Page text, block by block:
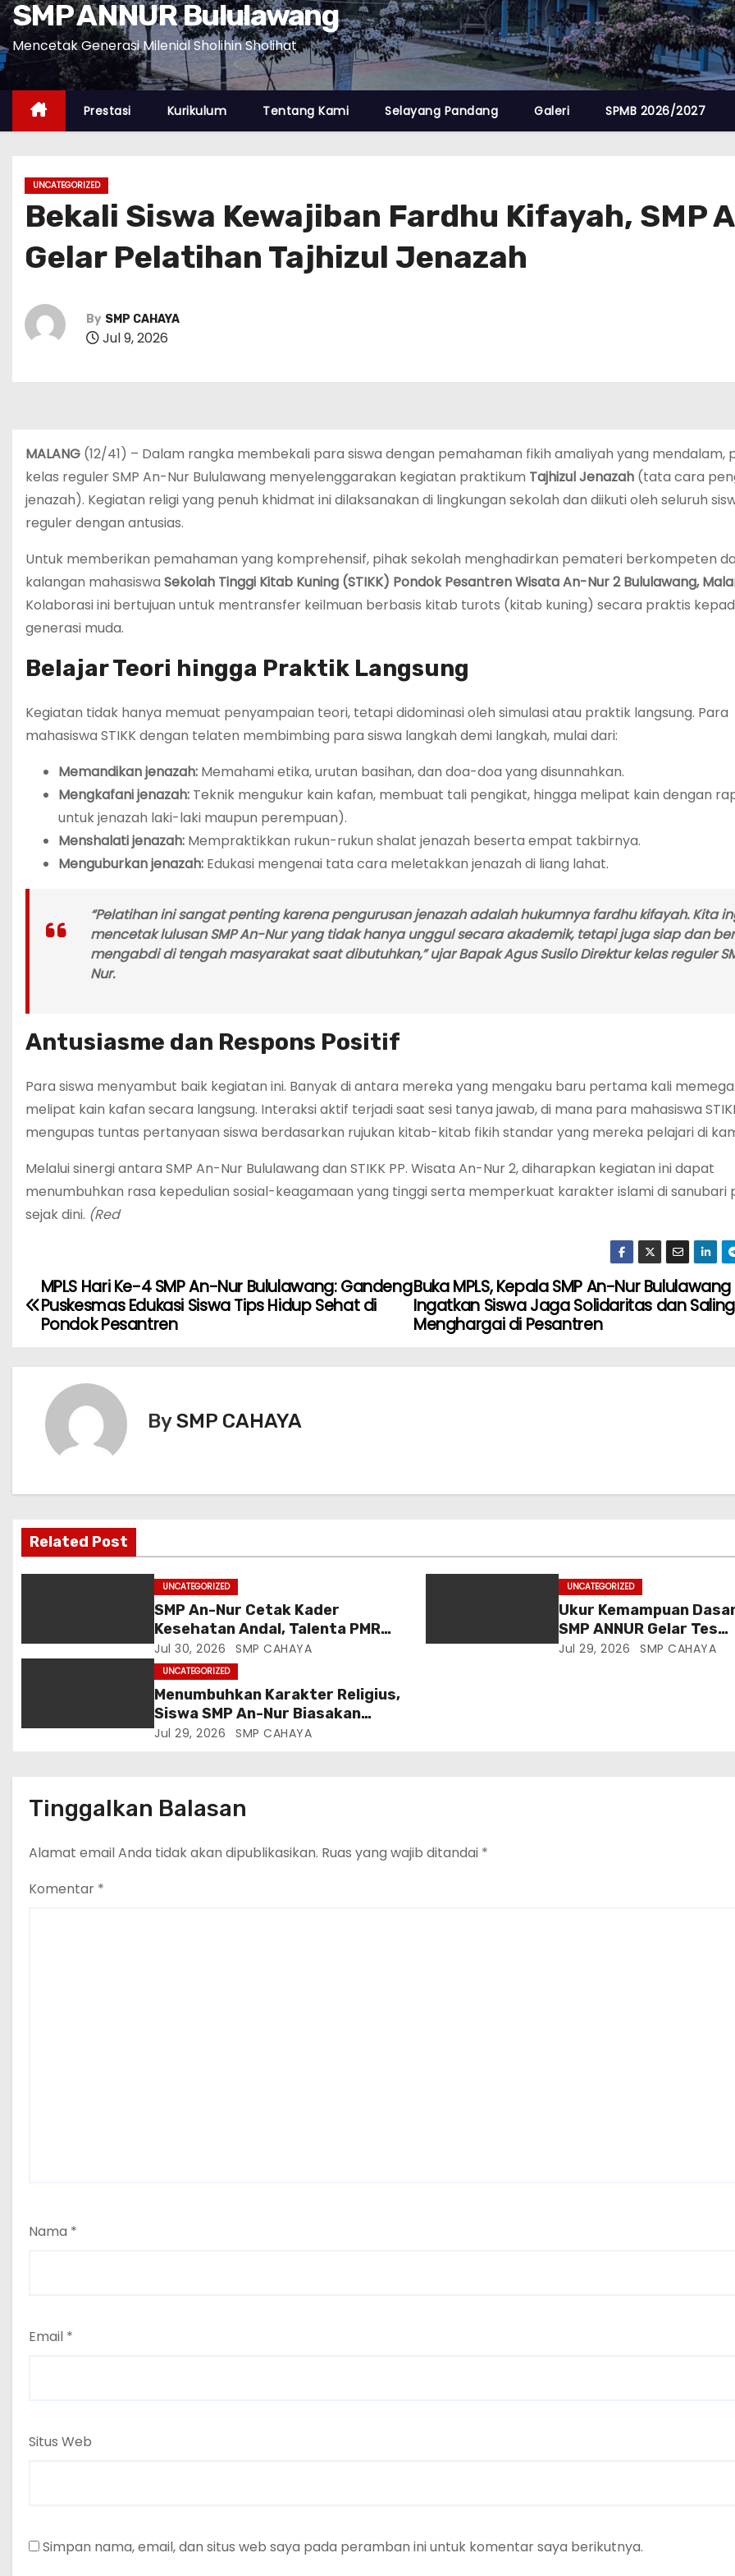
SMP ANNUR Bululawang
Mencetak Generasi Milenial Sholihin Sholihat
Prestasi Kurikulum Tentang Kami Selayang Pandang Galeri SPMB 2026/2027
UNCATEGORIZED
Bekali Siswa Kewajiban Fardhu Kifayah, SMP
Gelar Pelatihan Tajhizul Jenazah
By SMP CAHAYA
Jul 9, 2026
MALANG (12/41) – Dalam rangka membekali para siswa dengan pemahaman fikih amaliyah yang mendalam,
kelas reguler SMP An-Nur Bululawang menyelenggarakan kegiatan praktikum Tajhizul Jenazah (tata cara
jenazah). Kegiatan religi yang penuh khidmat ini dilaksanakan di lingkungan sekolah dan diikuti oleh seluruh
reguler dengan antusias.
Untuk memberikan pemahaman yang komprehensif, pihak sekolah menghadirkan pemateri berkompeten
kalangan mahasiswa Sekolah Tinggi Kitab Kuning (STIKK) Pondok Pesantren Wisata An-Nur 2 Bululawang,
Kolaborasi ini bertujuan untuk mentransfer keilmuan berbasis kitab turots (kitab kuning) secara praktis
generasi muda.
Belajar Teori hingga Praktik Langsung
Kegiatan tidak hanya memuat penyampaian teori, tetapi didominasi oleh simulasi atau praktik langsung. Para
mahasiswa STIKK dengan telaten membimbing para siswa langkah demi langkah, mulai dari:
Memandikan jenazah: Memahami etika, urutan basihan, dan doa-doa yang disunnahkan.
Mengkafani jenazah: Teknik mengukur kain kafan, membuat tali pengikat, hingga melipat kain dengan
untuk jenazah laki-laki maupun perempuan).
Menshalati jenazah: Mempraktikkan rukun-rukun shalat jenazah beserta empat takbirnya.
Menguburkan jenazah: Edukasi mengenai tata cara meletakkan jenazah di liang lahat.
“Pelatihan ini sangat penting karena pengurusan jenazah adalah hukumnyafardhu kifayah. Kita
mencetak lulusan SMP An-Nur yang tidak hanya unggul secara akademik, tetapi juga siap dan
mengabdi di tengah masyarakat saat dibutuhkan,” ujar Bapak Agus Susilo Direktur kelas reguler
Nur.
Antusiasme dan Respons Positif
Para siswa menyambut baik kegiatan ini. Banyak di antara mereka yang mengaku baru pertama kali
melipat kain kafan secara langsung. Interaksi aktif terjadi saat sesi tanya jawab, di mana para mahasiswa
mengupas tuntas pertanyaan siswa berdasarkan rujukan kitab-kitab fikih standar yang mereka pelajari di
Melalui sinergi antara SMP An-Nur Bululawang dan STIKK PP. Wisata An-Nur 2, diharapkan kegiatan ini dapat
menumbuhkan rasa kepedulian sosial-keagamaan yang tinggi serta memperkuat karakter islami di sanubari
sejak dini. (Red
N
v
s
i
p
s
Buka MPLS, Kepala SMP An-Nur Bululawang
Ingatkan Siswa Jaga Solidaritas dan Saling
Menghargai di Pesantren
MPLS Hari Ke-4 SMP An-Nur Bululawang: Gandeng
Puskesmas Edukasi Siswa Tips Hidup Sehat di
Pondok Pesantren
BySMP CAHAYA
Related Post
UNCATEGORIZED
SMP An-Nur Cetak Kader
Kesehatan Andal, Talenta PMR
Putri Serap Ilmu Penyakit dan
Sanitasi dari Mahasiswa
Poltekkes Malang
Jul 30, 2026 SMP CAHAYA
UNCATEGORIZED
Ukur Kemampuan
SMP ANNUR Gelar Tes
Matrikulasi Matematika
Jul 29, 2026 SMP CAHAYA
UNCATEGORIZED
Menumbuhkan Karakter Religius,
Siswa SMP An-Nur Biasakan
Salat Dhuha di Sela Kegiatan
Jul 29, 2026 SMP CAHAYA
Tinggalkan Balasan
Alamat email Anda tidak akan dipublikasikan. Ruas yang wajib ditandai *
Komentar *
Nama *
Email *
Situs Web
Simpan nama, email, dan situs web saya pada peramban ini untuk komentar saya berikutnya.